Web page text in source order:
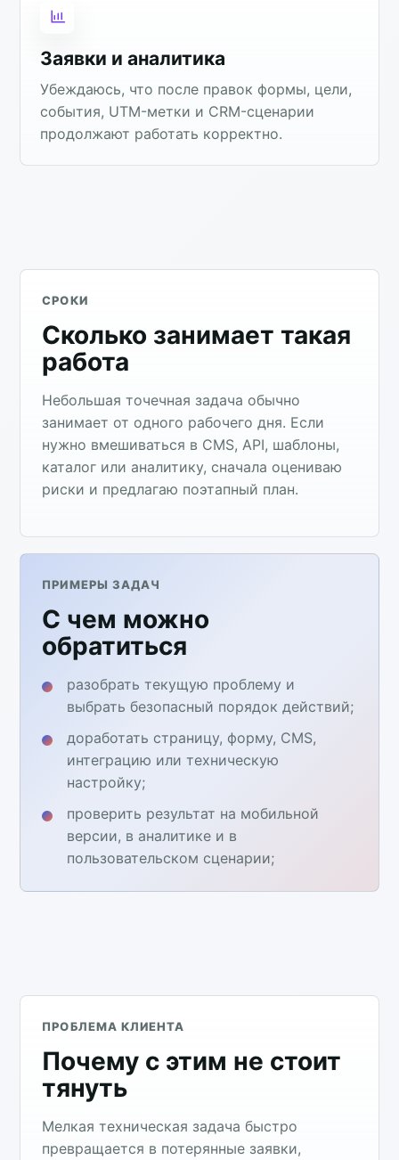
Заявки и аналитика
Убеждаюсь, что после правок формы, цели,
события, UTM-метки и CRM-сценарии
продолжают работать корректно.
СРОКИ
Сколько занимает такая
работа
Небольшая точечная задача обычно
занимает от одного рабочего дня. Если
нужно вмешиваться в CMS, API, шаблоны,
каталог или аналитику, сначала оцениваю
риски и предлагаю поэтапный план.
ПРИМЕРЫ ЗАДАЧ
С чем можно
обратиться
разобрать текущую проблему и
выбрать безопасный порядок действий;
доработать страницу, форму, CMS,
интеграцию или техническую
настройку;
проверить результат на мобильной
версии, в аналитике и в
пользовательском сценарии;
ПРОБЛЕМА КЛИЕНТА
Почему с этим не стоит
тянуть
Мелкая техническая задача быстро
превращается в потерянные заявки,